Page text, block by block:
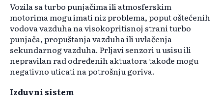
Vozila sa turbo punjačima ili atmosferskim
motorima mogu imati niz problema, poput oštećenih
vodova vazduha na visokopritisnoj strani turbo
punjača, propuštanja vazduha ili uvlačenja
sekundarnog vazduha. Prljavi senzori u usisu ili
nepravilan rad određenih aktuatora takođe mogu
negativno uticati na potrošnju goriva.
Izduvni sistem